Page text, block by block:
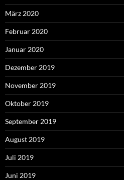
März 2020
Februar 2020
Januar 2020
Dezember 2019
November 2019
Oktober 2019
September 2019
August 2019
Juli 2019
Juni 2019